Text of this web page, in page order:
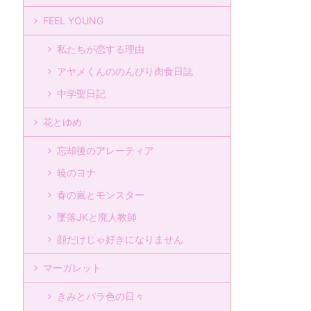
FEEL YOUNG
私たちが恋する理由
アヤメくんののんびり肉食日誌
中学聖日記
花とゆめ
忘却後のアレーティア
暁のヨナ
春の嵐とモンスター
墜落JKと廃人教師
顔だけじゃ好きになりません
マーガレット
きみとバラ色の日々